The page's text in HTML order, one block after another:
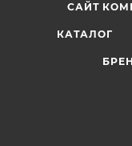
САЙТ
КАТАЛОГ